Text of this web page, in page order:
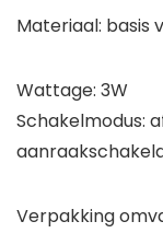
Materiaal: basis
Wattage: 3W
Schakelmodus:
Verpakking